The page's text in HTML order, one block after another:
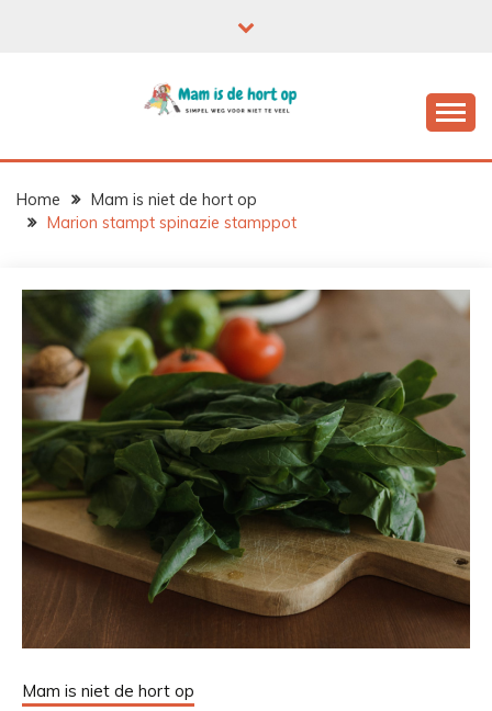
Home
Mam is niet de hort op
Marion stampt spinazie stamppot
Mam is niet de hort op